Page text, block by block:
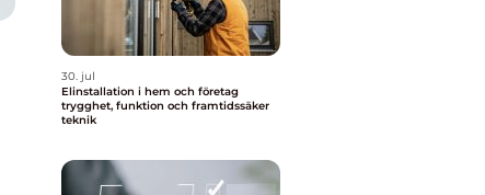
30. jul
Elinstallation i hem och företag
trygghet, funktion och framtidssäker
teknik